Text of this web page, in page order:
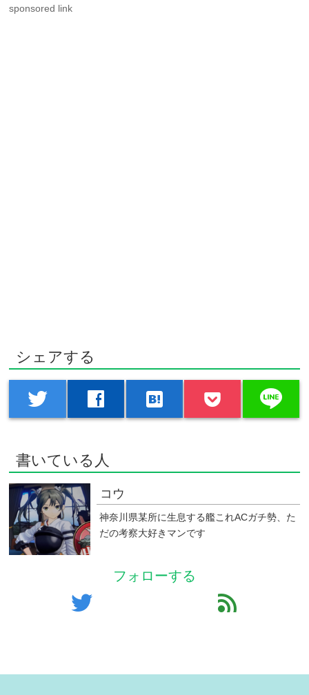
sponsored link
シェアする
twitter facebook hatenabookmark line
書いている人
コウ
神奈川県某所に生息する艦これACガチ勢、た
だの考察大好きマンです
フォローする
twitter feed